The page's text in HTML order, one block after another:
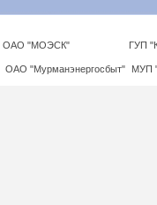
ОАО "МОЭСК" ГУП
ОАО "Мурманэнергосбыт" МУП